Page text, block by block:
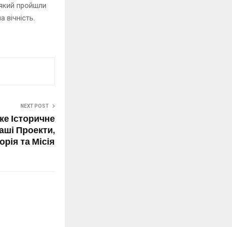
пройшли
NEXT POST
Історичне
Проекти,
та Місія